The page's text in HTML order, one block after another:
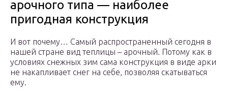
арочного типа — наиболее
пригодная конструкция
И вот почему… Самый распространенный сегодня в
нашей стране вид теплицы – арочный. Потому как в
условиях снежных зим сама конструкция в виде арки
не накапливает снег на себе, позволяя скатываться
ему.